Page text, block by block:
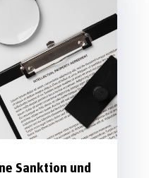
Sanktion und